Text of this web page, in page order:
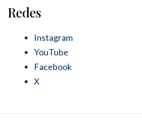
Redes
Instagram
YouTube
Facebook
X